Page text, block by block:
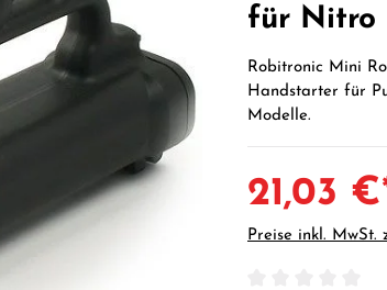
für Nitro
Robitronic Mini
Handstarter für
Modelle.
21,03
Preise inkl. MwSt.